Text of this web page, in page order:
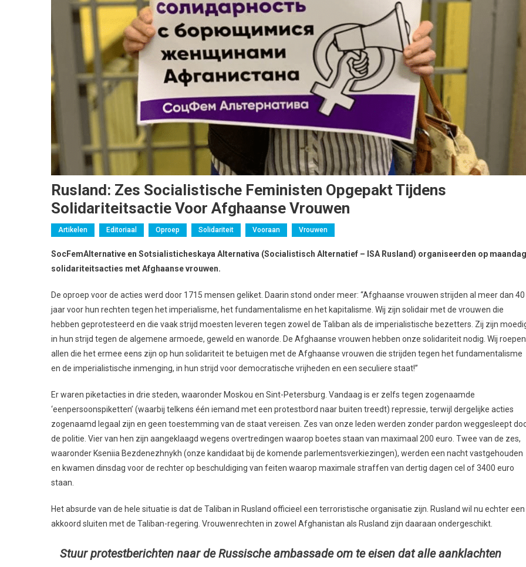
Rusland: Zes Socialistische Feministen Opgepakt Tijdens
Solidariteitsactie Voor Afghaanse Vrouwen
Artikelen Editoriaal Oproep Solidariteit Vooraan Vrouwen
SocFemAlternative en Sotsialisticheskaya Alternativa (Socialistisch Alternatief – ISA Rusland) organiseerden op maandag
solidariteitsacties met Afghaanse vrouwen.
De oproep voor de acties werd door 1715 mensen geliket. Daarin stond onder meer: “Afghaanse vrouwen strijden al meer dan 40
jaar voor hun rechten tegen het imperialisme, het fundamentalisme en het kapitalisme. Wij zijn solidair met de vrouwen die
hebben geprotesteerd en die vaak strijd moesten leveren tegen zowel de Taliban als de imperialistische bezetters. Zij zijn
in hun strijd tegen de algemene armoede, geweld en wanorde. De Afghaanse vrouwen hebben onze solidariteit nodig. Wij roepen
allen die het ermee eens zijn op hun solidariteit te betuigen met de Afghaanse vrouwen die strijden tegen het fundamentalisme
en de imperialistische inmenging, in hun strijd voor democratische vrijheden en een seculiere staat!”
Er waren piketacties in drie steden, waaronder Moskou en Sint-Petersburg. Vandaag is er zelfs tegen zogenaamde
‘eenpersoonspiketten’ (waarbij telkens één iemand met een protestbord naar buiten treedt) repressie, terwijl dergelijke acties
zogenaamd legaal zijn en geen toestemming van de staat vereisen. Zes van onze leden werden zonder pardon weggesleept
de politie. Vier van hen zijn aangeklaagd wegens overtredingen waarop boetes staan van maximaal 200 euro. Twee van de zes,
waaronder Kseniia Bezdenezhnykh (onze kandidaat bij de komende parlementsverkiezingen), werden een nacht vastgehouden
en kwamen dinsdag voor de rechter op beschuldiging van feiten waarop maximale straffen van dertig dagen cel of 3400 euro
staan.
Het absurde van de hele situatie is dat de Taliban in Rusland officieel een terroristische organisatie zijn. Rusland wil nu echter een
akkoord sluiten met de Taliban-regering. Vrouwenrechten in zowel Afghanistan als Rusland zijn daaraan ondergeschikt.
Stuur protestberichten naar de Russische ambassade om te eisen dat alle aanklachten